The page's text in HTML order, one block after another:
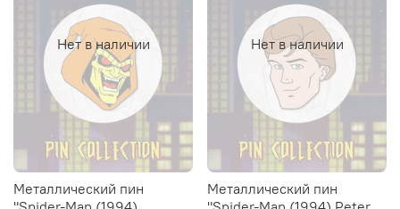
Нет в наличии
Металлический пин
Нет в наличии
Металлический пин